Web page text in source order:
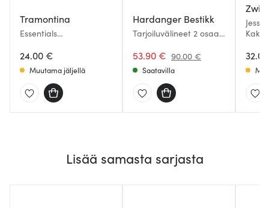
Tramontina
Essentials
24.00 €
Muutama jäljellä
Hardanger Bestikk
Tarjoiluvälineet 2 osaa
53.90 € 90.00 €
Saatavilla
Lisää samasta sarjasta